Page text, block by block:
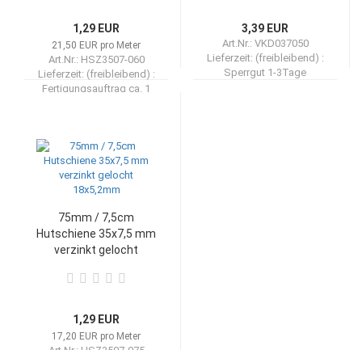
1,29 EUR
21,50 EUR pro Meter
Art.Nr.: HSZ3507-060
Lieferzeit: (freibleibend) :
Fertigungsauftrag ca. 1
3,39 EUR
Art.Nr.: VKD037050
Lieferzeit: (freibleibend) :
Sperrgut 1-3Tage
75mm / 7,5cm
Hutschiene 35x7,5 mm
verzinkt gelocht
1,29 EUR
17,20 EUR pro Meter